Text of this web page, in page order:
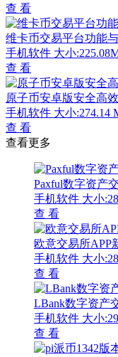
查 看
维卡币交易平台功能
手机软件 大小
查 看
原子币安卓版安全高
手机软件 大小:274.14
查 看
查看更多
Paxful数字资产
手机软件 大小
查 看
欧意交易所APP
手机软件 大小
查 看
LBank数字资产
手机软件 大小
查 看